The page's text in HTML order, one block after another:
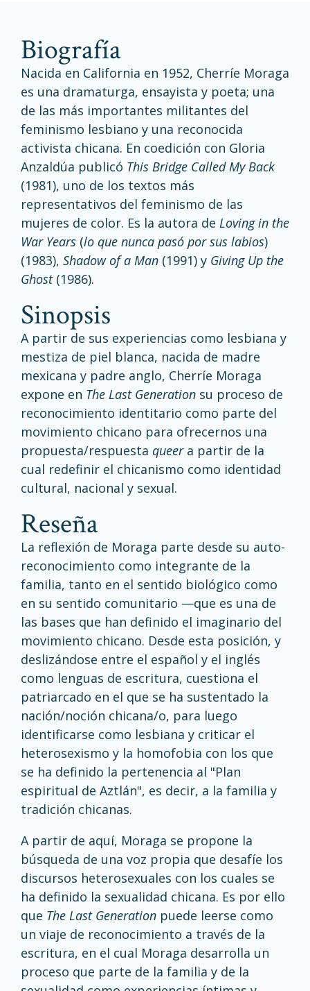
biografía
Nacida en California en 1952, Cherríe Moraga
es una dramaturga, ensayista y poeta; una
de las más importantes militantes del
feminismo lesbiano y una reconocida
activista chicana. En coedición con Gloria
Anzaldúa publicó This Bridge Called My Back
(1981), uno de los textos más
representativos del feminismo de las
mujeres de color. Es la autora de Loving in the
War Years (lo que nunca pasó por sus labios)
(1983), Shadow of a Man (1991) y Giving Up the
Ghost(1986).
sinopsis
A partir de sus experiencias como lesbiana y
mestiza de piel blanca, nacida de madre
mexicana y padre anglo, Cherríe Moraga
expone en The Last Generation su proceso de
reconocimiento identitario como parte del
movimiento chicano para ofrecernos una
propuesta/respuesta queera partir de la
cual redefinir el chicanismo como identidad
cultural, nacional y sexual.
reseña
La reflexión de Moraga parte desde su auto-
reconocimiento como integrante de la
familia, tanto en el sentido biológico como
en su sentido comunitario —que es una de
las bases que han definido el imaginario del
movimiento chicano. Desde esta posición, y
deslizándose entre el español y el inglés
como lenguas de escritura, cuestiona el
patriarcado en el que se ha sustentado la
nación/noción chicana/o, para luego
identificarse como lesbiana y criticar el
heterosexismo y la homofobia con los que
se ha definido la pertenencia al "Plan
espiritual de Aztlán", es decir, a la familia y
tradición chicanas.
A partir de aquí, Moraga se propone la
búsqueda de una voz propia que desafíe los
discursos heterosexuales con los cuales se
ha definido la sexualidad chicana. Es por ello
que The Last Generation puede leerse como
un viaje de reconocimiento a través de la
escritura, en el cual Moraga desarrolla un
proceso que parte de la familia y de la